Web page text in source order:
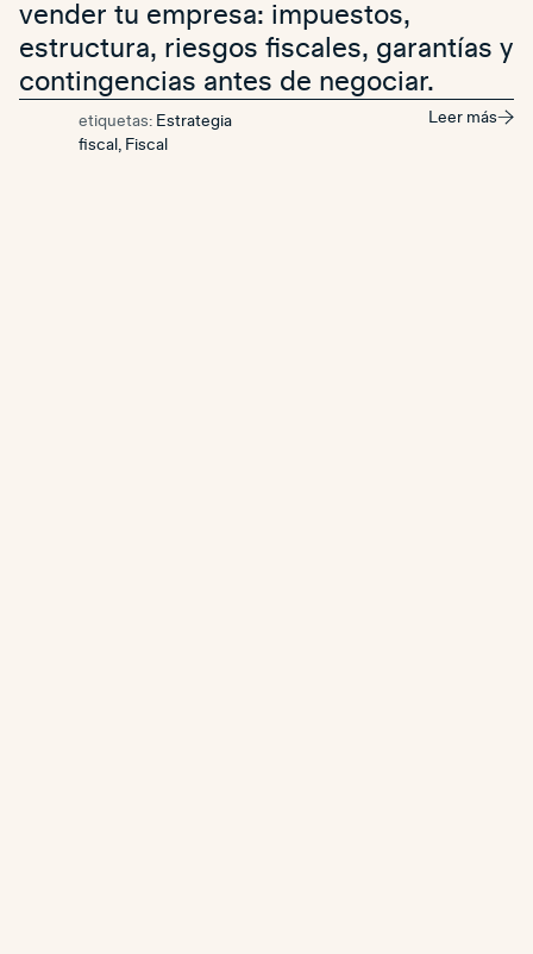
vender tu empresa: impuestos,
estructura, riesgos fiscales, garantías y
contingencias antes de negociar.
etiquetas: Estrategia
fiscal , Fiscal
Leer más